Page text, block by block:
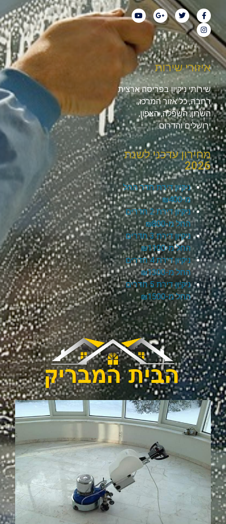
איזורי שירות
שירותי ניקיון בפריסה ארצית
רחבה, כל אזור המרכז,
השרון, השפלה, הצפון,
ירושלים והדרום.
מחירון עדכני לשנת
2026
ניקיון דירת חדר החל
מ-₪400
ניקיון דירת 2 חדרים
החל מ-₪800
ניקיון דירת 3 חדרים
החל מ-₪1100
ניקיון דירת 4 חדרים
החל מ-₪1300
ניקיון דירת 5 חדרים
החל מ-₪1500